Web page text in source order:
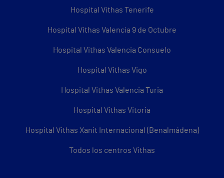
Hospital Vithas Tenerife
Hospital Vithas Valencia 9 de Octubre
Hospital Vithas Valencia Consuelo
Hospital Vithas Vigo
Hospital Vithas Valencia Turia
Hospital Vithas Vitoria
Hospital Vithas Xanit Internacional (Benalmádena)
Todos los centros Vithas